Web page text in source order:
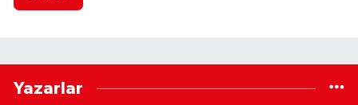
Yazarlar